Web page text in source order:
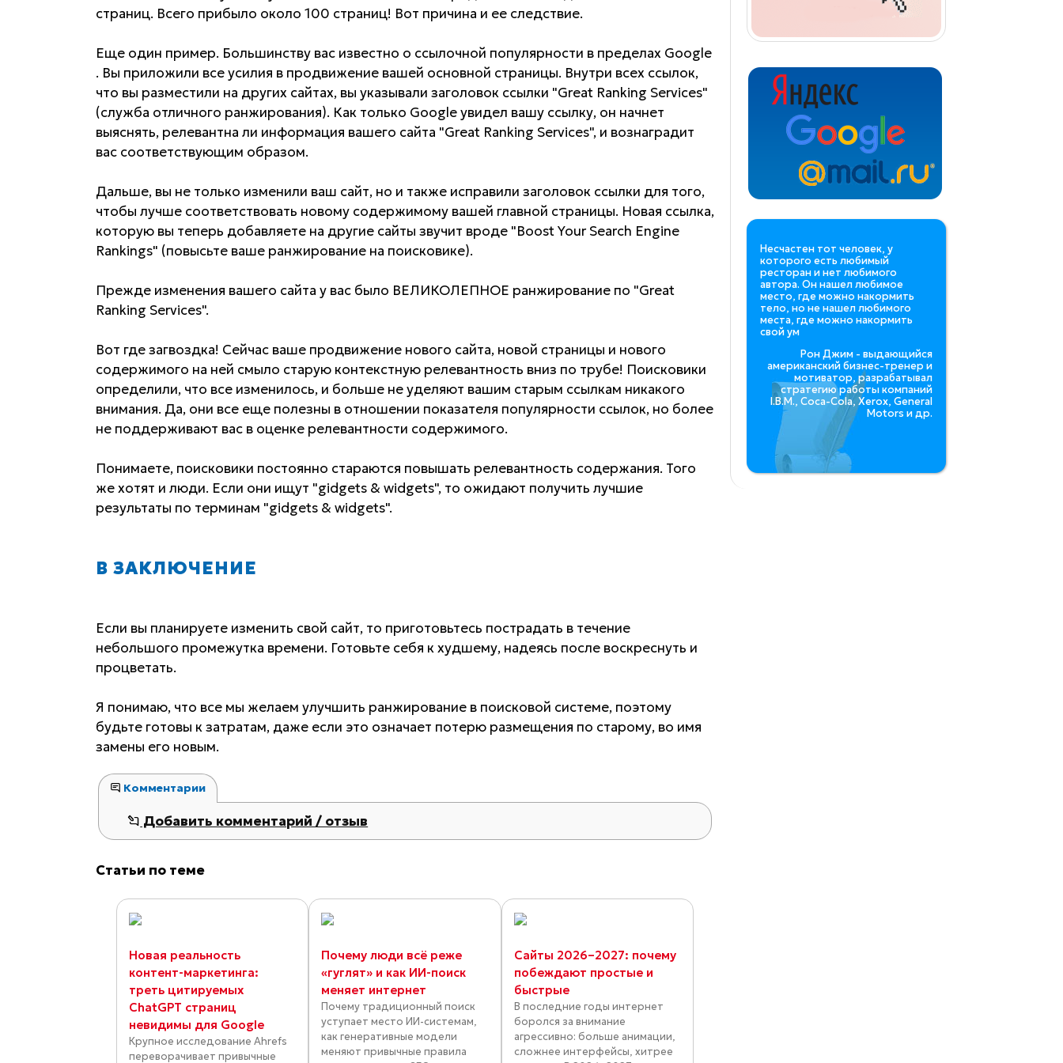
страниц. Всего прибыло около 100 страниц! Вот причина и ее следствие.
Еще один пример. Большинству вас известно о ссылочной популярности в пределах Google
. Вы приложили все усилия в продвижение вашей основной страницы. Внутри всех ссылок,
что вы разместили на других сайтах, вы указывали заголовок ссылки "Great Ranking Services"
(служба отличного ранжирования). Как только Google увидел вашу ссылку, он начнет
выяснять, релевантна ли информация вашего сайта "Great Ranking Services", и вознаградит
вас соответствующим образом.
Дальше, вы не только изменили ваш сайт, но и также исправили заголовок ссылки для того,
чтобы лучше соответствовать новому содержимому вашей главной страницы. Новая ссылка,
которую вы теперь добавляете на другие сайты звучит вроде "Boost Your Search Engine
Rankings" (повысьте ваше ранжирование на поисковике).
Прежде изменения вашего сайта у вас было ВЕЛИКОЛЕПНОЕ ранжирование по "Great
Ranking Services".
Вот где загвоздка! Сейчас ваше продвижение нового сайта, новой страницы и нового
содержимого на ней смыло старую контекстную релевантность вниз по трубе! Поисковики
определили, что все изменилось, и больше не уделяют вашим старым ссылкам никакого
внимания. Да, они все еще полезны в отношении показателя популярности ссылок, но более
не поддерживают вас в оценке релевантности содержимого.
Понимаете, поисковики постоянно стараются повышать релевантность содержания. Того
же хотят и люди. Если они ищут "gidgets & widgets", то ожидают получить лучшие
результаты по терминам "gidgets & widgets".
В ЗАКЛЮЧЕНИЕ
Если вы планируете изменить свой сайт, то приготовьтесь пострадать в течение
небольшого промежутка времени. Готовьте себя к худшему, надеясь после воскреснуть и
процветать.
Я понимаю, что все мы желаем улучшить ранжирование в поисковой системе, поэтому
будьте готовы к затратам, даже если это означает потерю размещения по старому, во имя
замены его новым.
Комментарии
Добавить комментарий / отзыв
Статьи по теме
Новая реальность
контент-маркетинга:
треть цитируемых
ChatGPT страниц
невидимы для Google
Крупное исследование Ahrefs
переворачивает привычные
Почему люди всё реже
«гуглят» и как ИИ-поиск
меняет интернет
Почему традиционный поиск
уступает место ИИ-системам,
как генеративные модели
меняют привычные правила
Сайты 2026–2027: почему
побеждают простые и
быстрые
В последние годы интернет
боролся за внимание
агрессивно: больше анимации,
сложнее интерфейсы, хитрее
Несчастен тот человек, у
которого есть любимый
ресторан и нет любимого
автора. Он нашел любимое
место, где можно накормить
тело, но не нашел любимого
места, где можно накормить
свой ум
Рон Джим - выдающийся
американский бизнес-тренер и
мотиватор, разрабатывал
стратегию работы компаний
I.B.M., Coca-Cola, Xerox, General
Motors и др.